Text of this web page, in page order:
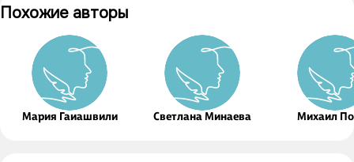
Похожие авторы
Мария Гаиашвили Светлана Минаева Михаил